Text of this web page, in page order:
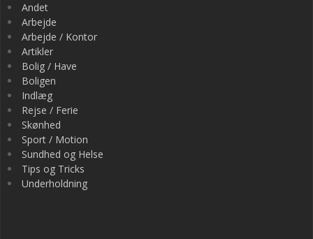
Andet
Arbejde
Arbejde / Kontor
Artikler
Bolig / Have
Boligen
Indlæg
Rejse / Ferie
Skønhed
Sport / Motion
Sundhed og Helse
Tips og Tricks
Underholdning